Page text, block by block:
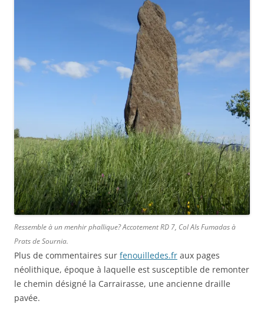
Ressemble à un menhir phallique? Accotement RD 7, Col Als Fumadas à
Prats de Sournia.
Plus de commentaires sur fenouilledes.fr aux pages
néolithique, époque à laquelle est susceptible de remonter
le chemin désigné la Carrairasse, une ancienne draille
pavée.